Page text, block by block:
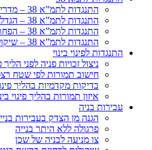
התנגדות לתמ”א 38 – מדריך להגשת התנגדות
התנגדות לתמ”א 38 – הגדלת התמורה המתקבלת
התנגדות לתמ”א 38 – הפחתת זכויות ותמריצים
התנגדות לתמ”א 38 – שיקולים להענקת מלוא זכויות הבניה
התנגדות לפינוי בינוי
ניצול זכויות פניה לפני
חישוב תמורות לפי שטח
בדיקות מקדמיות בהליך
איזון תמורות בהליך
עבירות בניה
הגנה מן הצדק בעבירות
פרגולה ללא היתר בנייה
צו מניעה לבניה של שכן